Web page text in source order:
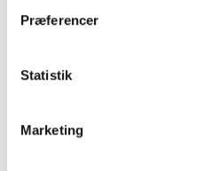
Præferencer
Statistik
Marketing